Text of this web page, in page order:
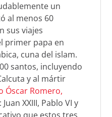
un
al menos 60
sus viajes
primer papa en
cuna del islam.
santos, incluyendo
y al mártir
Óscar Romero,
XXIII, Pablo VI y